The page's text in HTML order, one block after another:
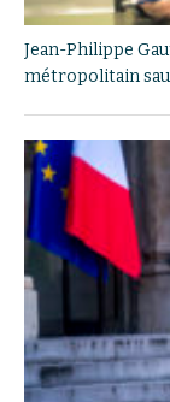
Jean-Philippe
métropolitain